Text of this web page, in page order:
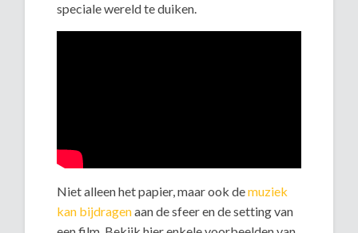
speciale wereld te duiken.
Niet alleen het papier, maar ook demuziek
kan bijdragenaan de sfeer en de setting van